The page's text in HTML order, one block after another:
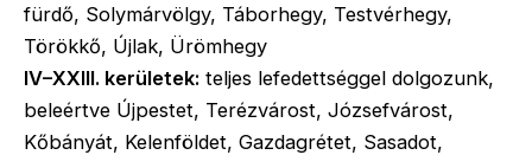
fürdő, Solymárvölgy, Táborhegy, Testvérhegy,
Törökkő, Újlak, Ürömhegy
IV–XXIII. kerületek: teljes lefedettséggel dolgozunk,
beleértve Újpestet, Terézvárost, Józsefvárost,
Kőbányát, Kelenföldet, Gazdagrétet, Sasadot,